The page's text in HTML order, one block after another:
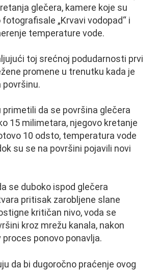
glečera, kamere koje su
„Krvavi vodopad“ i
temperature vode.
toj srećnoj podudarnosti prvi
promene u trenutku kada je
površinu.
da se površina glečera
15 milimetara, njegovo kretanje
10 odsto, temperatura vode
su se na površini pojavili novi
se duboko ispod glečera
pritisak zarobljene slane
kritičan nivo, voda se
kroz mrežu kanala, nakon
ponovo ponavlja.
da bi dugoročno praćenje ovog